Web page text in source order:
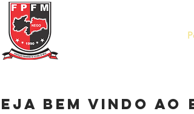
BEM VINDO AO